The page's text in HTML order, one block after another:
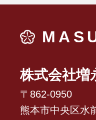
株式会社増
〒862-0950
熊本市中央区水